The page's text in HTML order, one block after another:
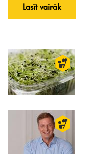
Lasīt vairāk